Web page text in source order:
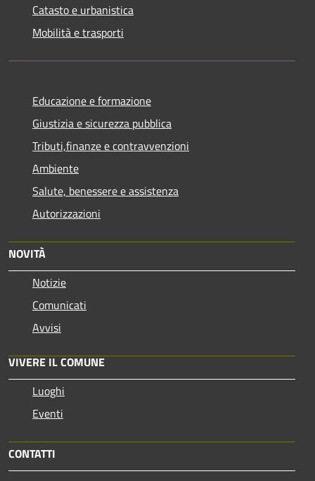
Catasto e urbanistica
Mobilità e trasporti
Educazione e formazione
Giustizia e sicurezza pubblica
Tributi,finanze e contravvenzioni
Ambiente
Salute, benessere e assistenza
Autorizzazioni
NOVITÀ
Notizie
Comunicati
Avvisi
VIVERE IL COMUNE
Luoghi
Eventi
CONTATTI